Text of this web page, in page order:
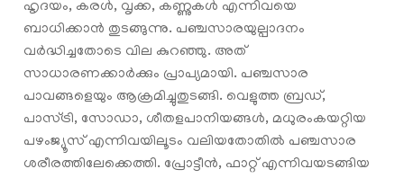
ഹൃദയം, കരൾ, വൃക്ക, കണ്ണുകൾ എന്നിവയെ
ബാധിക്കാൻ തുടങ്ങുന്നു. പഞ്ചസാരയുല്പാദനം
വര്‍ദ്ധിച്ചതോടെ വില കുറഞ്ഞു. അത്
സാധാരണക്കാര്‍ക്കും പ്രാപ്യമായി. പഞ്ചസാര
പാവങ്ങളെയും ആക്രമിച്ചുതുടങ്ങി. വെളുത്ത ബ്രഡ്,
പാസ്ട്രി, സോഡാ, ശീതളപാനിയങ്ങള്‍, മധുരംകയറ്റിയ
പഴംജ്യൂസ് എന്നിവയിലൂടം വലിയതോതില്‍ പഞ്ചസാര
ശരീരത്തിലേക്കെത്തി. പ്രോട്ടീൻ, ഫാറ്റ് എന്നിവയടങ്ങിയ